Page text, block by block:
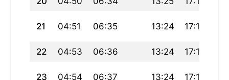
21 04:51 06:35 13:24 17:12
22 04:53 06:36 13:24 17:12
23 04:54 06:37 13:24 17:11